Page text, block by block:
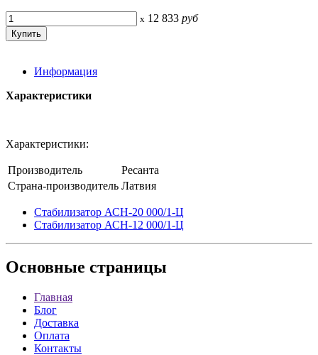
x 12 833 руб
Информация
Характеристики
Характеристики:
Производитель
Ресанта
Страна-производитель Латвия
Стабилизатор АСН-20 000/1-Ц
Стабилизатор АСН-12 000/1-Ц
Основные страницы
Главная
Блог
Доставка
Оплата
Контакты